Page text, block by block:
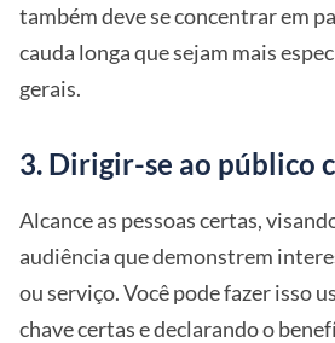
também deve se concentrar em
cauda longa que sejam mais
gerais.
3. Dirigir-se ao público
Alcance as pessoas certas,
audiência que demonstrem
ou serviço. Você pode fazer isso
chave certas e declarando o